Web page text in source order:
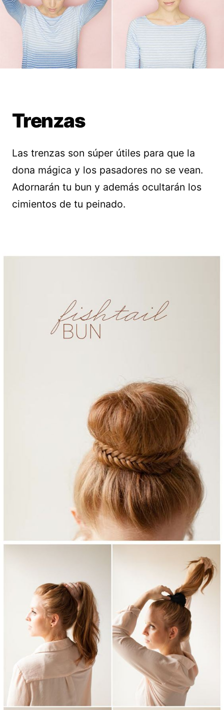
Trenzas
Las trenzas son súper útiles para que la
dona mágica y los pasadores no se vean.
Adornarán tu bun y además ocultarán los
cimientos de tu peinado.